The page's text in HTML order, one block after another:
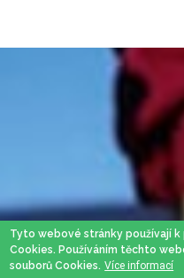
Tyto webové stránky používají
Cookies. Používáním těchto
souborů Cookies. Více informací